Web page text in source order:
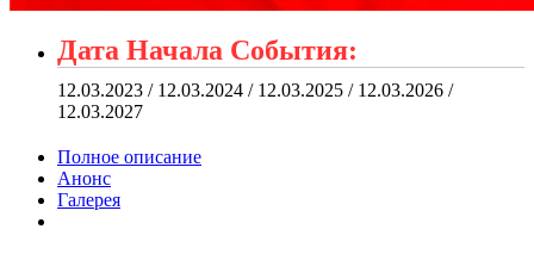
Дата Начала События:
12.03.2023 / 12.03.2024 / 12.03.2025 / 12.03.2026 /
12.03.2027
Полное описание
Анонс
Галерея